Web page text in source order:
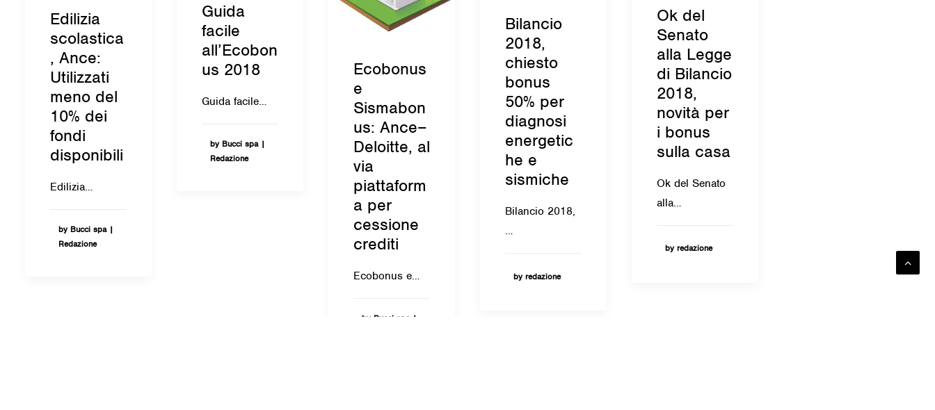
Edilizia
scolastica
, Ance:
Utilizzati
meno del
10% dei
fondi
disponibili
Edilizia…
by Bucci spa |
Redazione
Guida
facile
all’Ecobon
us 2018
Guida facile…
by Bucci spa |
Redazione
Ecobonus
e
Sismabon
us: Ance–
Deloitte, al
via
piattaform
a per
cessione
crediti
Ecobonus e…
by Bucci spa |
Bilancio
2018,
chiesto
bonus
50% per
diagnosi
energetic
he e
sismiche
Bilancio 2018,
…
by redazione
Ok del
Senato
alla Legge
di Bilancio
2018,
novità per
i bonus
sulla casa
Ok del Senato
alla…
by redazione